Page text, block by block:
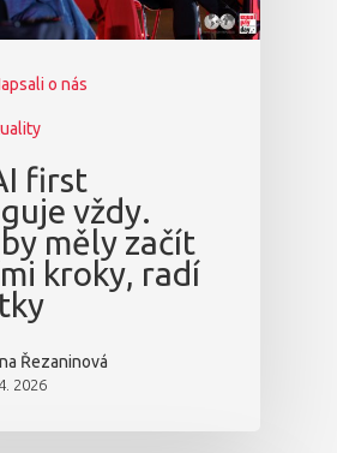
o nás
first
vždy.
měly začít
kroky, radí
Řezaninová
2026